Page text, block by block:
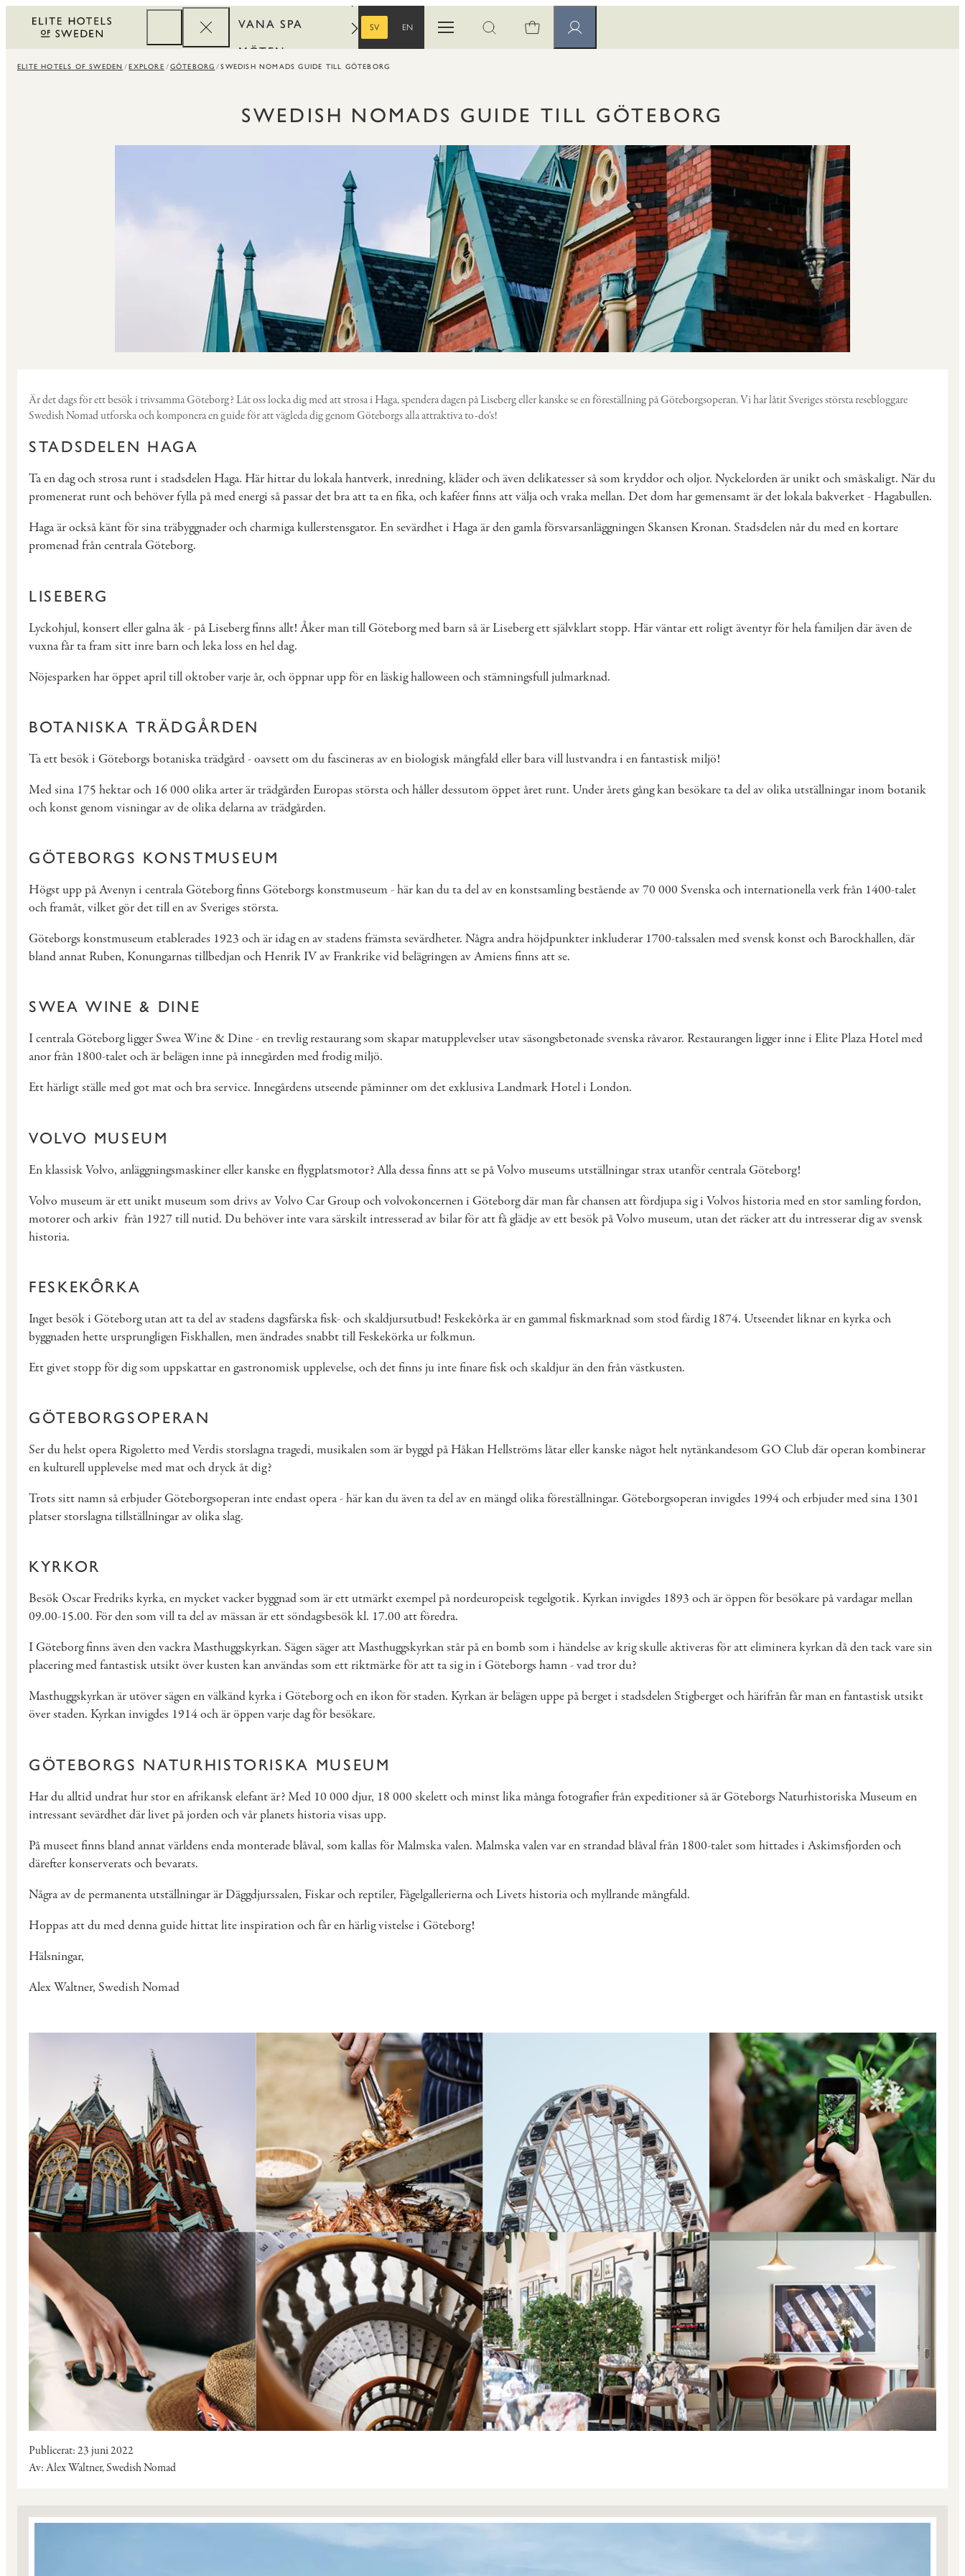
VANA SPA
MÖTEN
REWARDS
SV
EN
Öppna menynÖppna sök Medlemssidor
ELITE HOTELS OF SWEDEN EXPLORE GÖTEBORG SWEDISH NOMADS GUIDE TILL GÖTEBORG
SWEDISH NOMADS GUIDE TILL GÖTEBORG
Är det dags för ett besök i trivsamma Göteborg? Låt oss locka dig med att strosa i Haga, spendera dagen på Liseberg eller kanske se en föreställning på Göteborgsoperan. Vi har låtit Sveriges största resebloggare
Swedish Nomad utforska och komponera en guide för att vägleda dig genom Göteborgs alla attraktiva to-do's!
STADSDELEN HAGA
Ta en dag och strosa runt i stadsdelen Haga. Här hittar du lokala hantverk, inredning, kläder och även delikatesser så som kryddor och oljor. Nyckelorden är unikt och småskaligt. När du
promenerat runt och behöver fylla på med energi så passar det bra att ta en fika, och kaféer finns att välja och vraka mellan. Det dom har gemensamt är det lokala bakverket - Hagabullen.
Haga är också känt för sina träbyggnader och charmiga kullerstensgator. En sevärdhet i Haga är den gamla försvarsanläggningen Skansen Kronan. Stadsdelen når du med en kortare
promenad från centrala Göteborg.
LISEBERG
Lyckohjul, konsert eller galna åk - på Liseberg finns allt! Åker man till Göteborg med barn så är Liseberg ett självklart stopp. Här väntar ett roligt äventyr för hela familjen där även de
vuxna får ta fram sitt inre barn och leka loss en hel dag.
Nöjesparken har öppet april till oktober varje år, och öppnar upp för en läskig halloween och stämningsfull julmarknad.
BOTANISKA TRÄDGÅRDEN
Ta ett besök i Göteborgs botaniska trädgård - oavsett om du fascineras av en biologisk mångfald eller bara vill lustvandra i en fantastisk miljö!
Med sina 175 hektar och 16 000 olika arter är trädgården Europas största och håller dessutom öppet året runt. Under årets gång kan besökare ta del av olika utställningar inom botanik
och konst genom visningar av de olika delarna av trädgården.
GÖTEBORGS KONSTMUSEUM
Högst upp på Avenyn i centrala Göteborg finns Göteborgs konstmuseum - här kan du ta del av en konstsamling bestående av 70 000 Svenska och internationella verk från 1400-talet
och framåt, vilket gör det till en av Sveriges största.
Göteborgs konstmuseum etablerades 1923 och är idag en av stadens främsta sevärdheter. Några andra höjdpunkter inkluderar 1700-talssalen med svensk konst och Barockhallen, där
bland annat Ruben, Konungarnas tillbedjan och Henrik IV av Frankrike vid belägringen av Amiens finns att se.
SWEA WINE & DINE
I centrala Göteborg ligger Swea Wine & Dine - en trevlig restaurang som skapar matupplevelser utav säsongsbetonade svenska råvaror. Restaurangen ligger inne i Elite Plaza Hotel med
anor från 1800-talet och är belägen inne på innegården med frodig miljö.
Ett härligt ställe med got mat och bra service. Innegårdens utseende påminner om det exklusiva Landmark Hotel i London.
VOLVO MUSEUM
En klassisk Volvo, anläggningsmaskiner eller kanske en flygplatsmotor? Alla dessa finns att se på Volvo museums utställningar strax utanför centrala Göteborg!
Volvo museum är ett unikt museum som drivs av Volvo Car Group och volvokoncernen i Göteborg där man får chansen att fördjupa sig i Volvos historia med en stor samling fordon,
motorer och arkiv från 1927 till nutid. Du behöver inte vara särskilt intresserad av bilar för att få glädje av ett besök på Volvo museum, utan det räcker att du intresserar dig av svensk
historia.
FESKEKÔRKA
Inget besök i Göteborg utan att ta del av stadens dagsfärska fisk- och skaldjursutbud! Feskekôrka är en gammal fiskmarknad som stod färdig 1874. Utseendet liknar en kyrka och
byggnaden hette ursprungligen Fiskhallen, men ändrades snabbt till Feskekörka ur folkmun.
Ett givet stopp för dig som uppskattar en gastronomisk upplevelse, och det finns ju inte finare fisk och skaldjur än den från västkusten.
GÖTEBORGSOPERAN
Ser du helst opera Rigoletto med Verdis storslagna tragedi, musikalen som är byggd på Håkan Hellströms låtar eller kanske något helt nytänkandesom GO Club där operan kombinerar
en kulturell upplevelse med mat och dryck åt dig?
Trots sitt namn så erbjuder Göteborgsoperan inte endast opera - här kan du även ta del av en mängd olika föreställningar. Göteborgsoperan invigdes 1994 och erbjuder med sina 1301
platser storslagna tillställningar av olika slag.
KYRKOR
Besök Oscar Fredriks kyrka, en mycket vacker byggnad som är ett utmärkt exempel på nordeuropeisk tegelgotik. Kyrkan invigdes 1893 och är öppen för besökare på vardagar mellan
09.00-15.00. För den som vill ta del av mässan är ett söndagsbesök kl. 17.00 att föredra.
I Göteborg finns även den vackra Masthuggskyrkan. Sägen säger att Masthuggskyrkan står på en bomb som i händelse av krig skulle aktiveras för att eliminera kyrkan då den tack vare sin
placering med fantastisk utsikt över kusten kan användas som ett riktmärke för att ta sig in i Göteborgs hamn - vad tror du?
Masthuggskyrkan är utöver sägen en välkänd kyrka i Göteborg och en ikon för staden. Kyrkan är belägen uppe på berget i stadsdelen Stigberget och härifrån får man en fantastisk utsikt
över staden. Kyrkan invigdes 1914 och är öppen varje dag för besökare.
GÖTEBORGS NATURHISTORISKA MUSEUM
Har du alltid undrat hur stor en afrikansk elefant är? Med 10 000 djur, 18 000 skelett och minst lika många fotografier från expeditioner så är Göteborgs Naturhistoriska Museum en
intressant sevärdhet där livet på jorden och vår planets historia visas upp.
På museet finns bland annat världens enda monterade blåval, som kallas för Malmska valen. Malmska valen var en strandad blåval från 1800-talet som hittades i Askimsfjorden och
därefter konserverats och bevarats.
Några av de permanenta utställningar är Däggdjurssalen, Fiskar och reptiler, Fågelgallerierna och Livets historia och myllrande mångfald.
Hoppas att du med denna guide hittat lite inspiration och får en härlig vistelse i Göteborg!
Hälsningar,
Alex Waltner, Swedish Nomad
Publicerat 23 juni 2022
Av Alex Waltner, Swedish Nomad